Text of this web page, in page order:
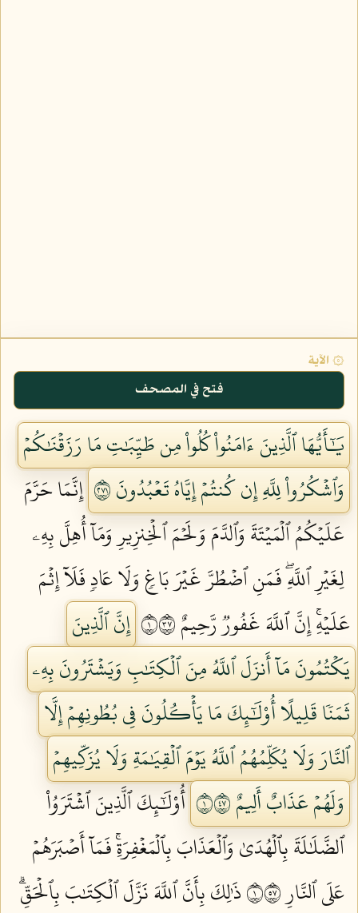
۞ الآية
فتح في المصحف
يَٰٓأَيُّهَا ٱلَّذِينَ ءَامَنُواْ كُلُواْ مِن طَيِّبَٰتِ مَا رَزَقۡنَٰكُمۡ
وَٱشۡكُرُواْ لِلَّهِ إِن كُنتُمۡ إِيَّاهُ تَعۡبُدُونَ ١٧٢
إِنَّمَا حَرَّمَ
عَلَيۡكُمُ ٱلۡمَيۡتَةَ وَٱلدَّمَ وَلَحۡمَ ٱلۡخِنزِيرِ وَمَآ أُهِلَّ بِهِۦ
لِغَيۡرِ ٱللَّهِۖ فَمَنِ ٱضۡطُرَّ غَيۡرَ بَاغٖ وَلَا عَادٖ فَلَآ إِثۡمَ
عَلَيۡهِۚ إِنَّ ٱللَّهَ غَفُورٞ رَّحِيمٌ ١٧٣
إِنَّ ٱلَّذِينَ
يَكۡتُمُونَ مَآ أَنزَلَ ٱللَّهُ مِنَ ٱلۡكِتَٰبِ وَيَشۡتَرُونَ بِهِۦ
ثَمَنٗا قَلِيلًا أُوْلَٰٓئِكَ مَا يَأۡكُلُونَ فِي بُطُونِهِمۡ إِلَّا
ٱلنَّارَ وَلَا يُكَلِّمُهُمُ ٱللَّهُ يَوۡمَ ٱلۡقِيَٰمَةِ وَلَا يُزَكِّيهِمۡ
وَلَهُمۡ عَذَابٌ أَلِيمٌ ١٧٤
أُوْلَٰٓئِكَ ٱلَّذِينَ ٱشۡتَرَوُاْ
ٱلضَّلَٰلَةَ بِٱلۡهُدَىٰ وَٱلۡعَذَابَ بِٱلۡمَغۡفِرَةِۚ فَمَآ أَصۡبَرَهُمۡ
عَلَى ٱلنَّارِ ١٧٥
ذَٰلِكَ بِأَنَّ ٱللَّهَ نَزَّلَ ٱلۡكِتَٰبَ بِٱلۡحَقِّۗ